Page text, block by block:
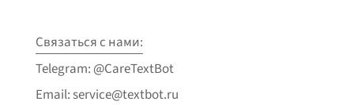
Связаться с нами:
Telegram: @CareTextBot
Email: service@textbot.ru